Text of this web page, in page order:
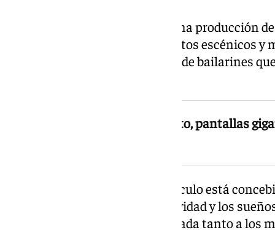
El montaje se presenta como una producción
directo, pantallas gigantes, efectos escénicos y
vestuario, además de un elenco de bailarines
El montaje incluye voz en directo, pantallas
Según la producción, el espectáculo está
centrado en la ilusión, la creatividad y los
familias una experiencia adaptada tanto a los